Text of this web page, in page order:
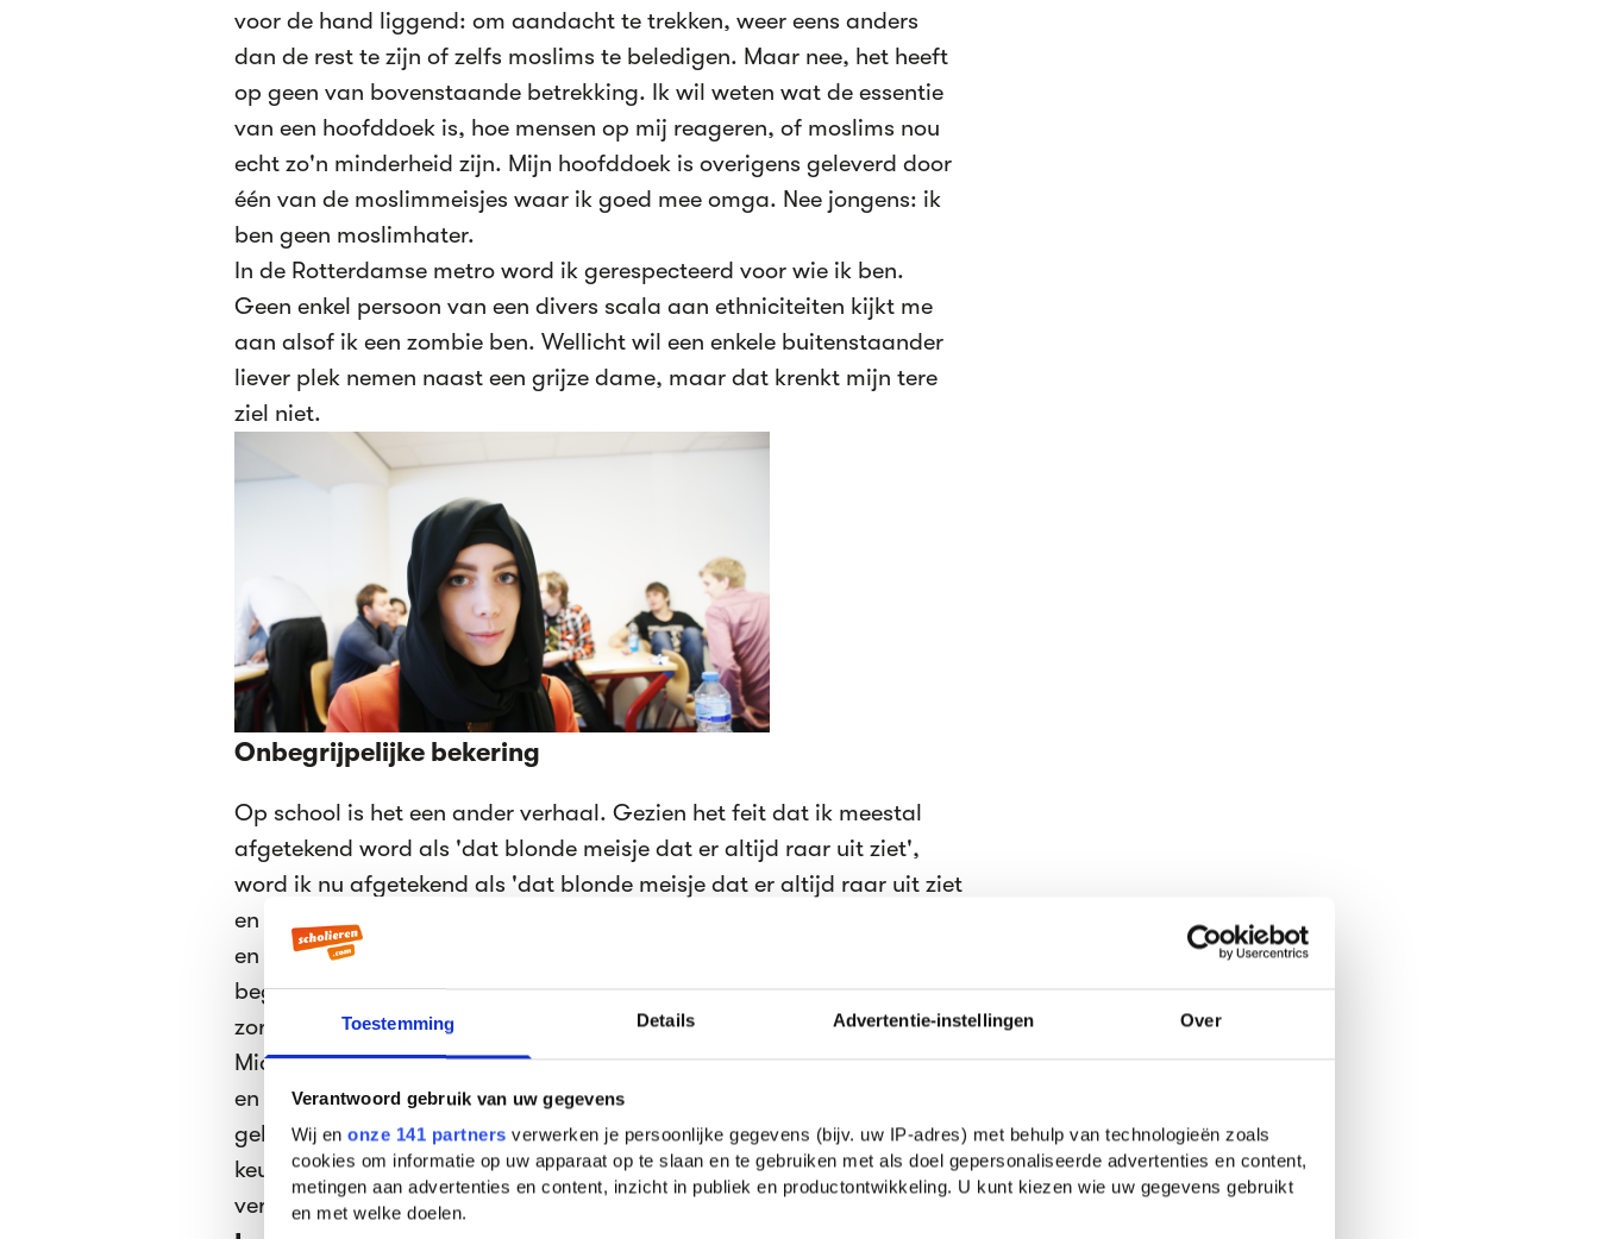
Toestemming Details Advertentie-instellingen Over
Verantwoord gebruik van uw gegevens
Wij en onze 141 partners verwerken je persoonlijke gegevens (bijv. uw IP-adres) met behulp van technologieën zoals
cookies om informatie op uw apparaat op te slaan en te gebruiken met als doel gepersonaliseerde advertenties en content,
metingen aan advertenties en content, inzicht in publiek en productontwikkeling. U kunt kiezen wie uw gegevens gebruikt
en met welke doelen.
voor de hand liggend: om aandacht te trekken, weer eens anders
dan de rest te zijn of zelfs moslims te beledigen. Maar nee, het heeft
op geen van bovenstaande betrekking. Ik wil weten wat de essentie
van een hoofddoek is, hoe mensen op mij reageren, of moslims nou
echt zo'n minderheid zijn. Mijn hoofddoek is overigens geleverd door
één van de moslimmeisjes waar ik goed mee omga. Nee jongens: ik
ben geen moslimhater.
In de Rotterdamse metro word ik gerespecteerd voor wie ik ben.
Geen enkel persoon van een divers scala aan ethniciteiten kijkt me
aan alsof ik een zombie ben. Wellicht wil een enkele buitenstaander
liever plek nemen naast een grijze dame, maar dat krenkt mijn tere
ziel niet.
Onbegrijpelijke bekering
Op school is het een ander verhaal. Gezien het feit dat ik meestal
afgetekend word als 'dat blonde meisje dat er altijd raar uit ziet',
word ik nu afgetekend als 'dat blonde meisje dat er altijd raar uit ziet
en nu een hoofddoek draagt'. Achter mijn rug om hoor ik veel gelach,
en ik heb het idee dat medescholieren mijn tijdelijke bekering niet
begrijpen. Zit mijn hoofddoek toevallig niet goed? Zakt hij af? Geen
zorgen over mijn haar, maar over mijn hoofddoek.
Middagpauze, ik zit in de kantine. Met een vriendin rustig te praten
en een boterham te eten. Iets verderop zitten een stuk of acht
geloofsgenoten, maar die lijken niet al te geamuseerd door mijn
keuze. Er vliegt een flesje H2O rakelings langs mijn hoofd. Ik ben
verontwaardigd.